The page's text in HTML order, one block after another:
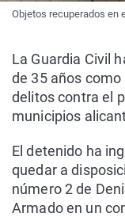
Objetos recuperados en
La Guardia Civil
de 35 años
delitos contra el
municipios
El detenido ha
quedar a
número 2 de
Armado en un